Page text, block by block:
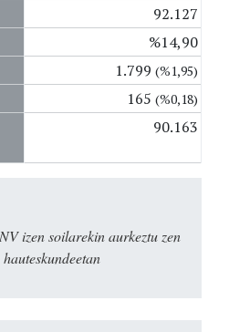
92.127
%14,90
1.799 (%1,95)
165 (%0,18)
90.163
izen soilarekin aurkeztu zen